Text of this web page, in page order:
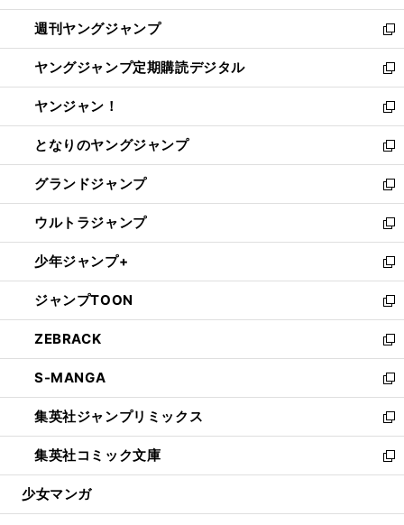
開
く
ウ
で
開
く
ン
ド
ウ
で
開
く
ウ
ィ
ン
ド
ウ
で
開
く
週刊ヤングジャンプ
新
し
い
ウ
ィ
ン
ド
ウ
で
開
く
ヤングジャンプ定期購読デジタル
新
し
い
ウ
ィ
ン
ド
ウ
で
開
く
ヤンジャン！
新
し
い
ウ
ィ
ン
ド
ウ
で
開
く
となりのヤングジャンプ
新
し
い
ウ
ィ
ン
ド
ウ
で
開
く
グランドジャンプ
新
し
い
ウ
ィ
ン
ド
ウ
で
開
く
ウルトラジャンプ
新
し
い
ウ
ィ
ン
ド
ウ
で
開
く
少年ジャンプ+
新
し
い
ウ
ィ
ン
ド
ウ
で
開
く
ジャンプTOON
新
し
い
ウ
ィ
ン
ド
ウ
で
開
ZEBRACK
新
し
い
ウ
ィ
ン
ド
ウ
開
S-MANGA
新
し
い
ウ
ィ
ン
ウ
集英社ジャンプリミックス
新
し
い
ウ
ン
集英社コミック文庫
新
し
ウ
少女マンガ